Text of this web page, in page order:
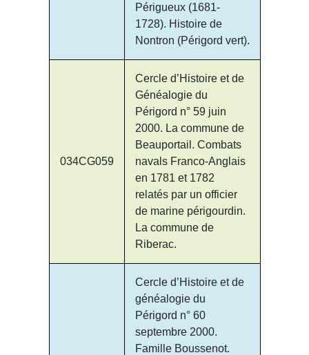
Périgueux (1681-
1728). Histoire de
Nontron (Périgord vert).
034CG059
Cercle d’Histoire et de
Généalogie du
Périgord n° 59 juin
2000. La commune de
Beauportail. Combats
navals Franco-Anglais
en 1781 et 1782
relatés par un officier
de marine périgourdin.
La commune de
Riberac.
Cercle d’Histoire et de
généalogie du
Périgord n° 60
septembre 2000.
Famille Boussenot.